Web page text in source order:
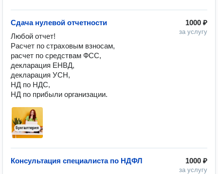
1000 ₽
за услугу
Сдача нулевой отчетности
Любой отчет!
Расчет по страховым взносам,
расчет по средствам ФСС,
декларация ЕНВД,
декларация УСН,
НД по НДС,
НД по прибыли организации.
1000 ₽
за услугу
Консультация специалиста по НДФЛ